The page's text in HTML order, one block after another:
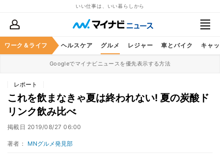
いい仕事は、いい暮らしから
ワーク＆ライフ
マネー 暮らし ヘルスケア グルメ レジャー 車とバイク キャ
Googleでマイナビニュースを優先表示する方法
レポート
これを飲まなきゃ夏は終われない! 夏の炭酸ド
リンク飲み比べ
掲載日 2019/08/27 06:00
著者： MNグルメ発見部